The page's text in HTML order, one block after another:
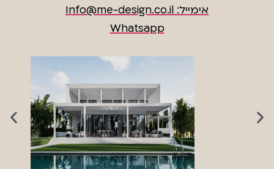
אימייל: Info@me-design.co.il
Whatsapp